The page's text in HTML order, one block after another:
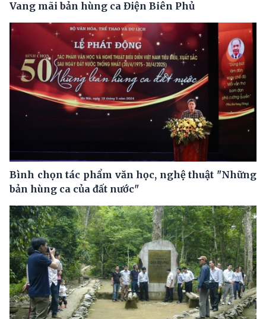
Vang mãi bản hùng ca Điện Biên Phủ
Bình chọn tác phẩm văn học, nghệ thuật "Những
bản hùng ca của đất nước"